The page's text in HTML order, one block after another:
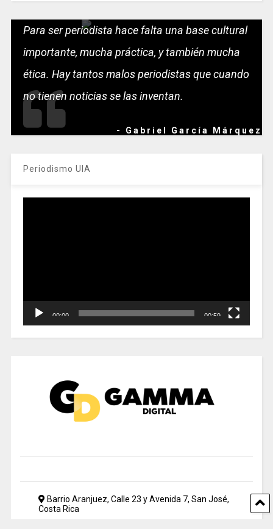
Para ser periodista hace falta una base cultural
importante, mucha práctica, y también mucha
ética. Hay tantos malos periodistas que cuando
no tienen noticias se las inventan.
- Gabriel García Márquez
Periodismo UIA
00:00 00:59
Barrio Aranjuez, Calle 23 y Avenida 7, San José,
Costa Rica